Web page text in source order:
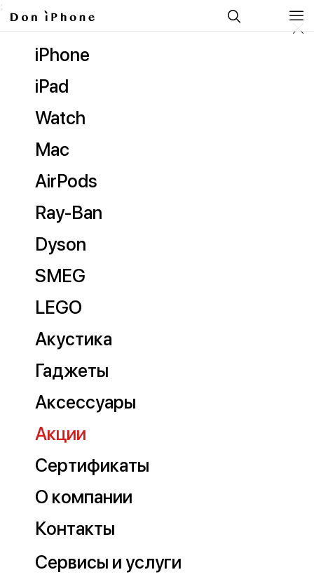
;
Контакты
О компании
Сертификаты
Акции
Аксессуары
Гаджеты
Акустика
Dyson
AirPods
Ray-Ban
LEGO
SMEG
Mac
Watch
iPad
iPhone
Сервисы и услуги